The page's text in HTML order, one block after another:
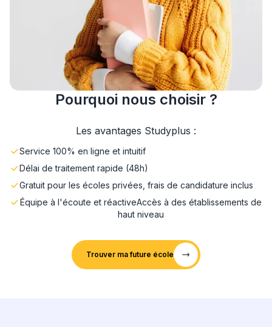
Pourquoi nous choisir ?
Les avantages Studyplus :
Service 100% en ligne et intuitif
Délai de traitement rapide (48h)
Gratuit pour les écoles privées, frais de candidature inclus
Équipe à l'écoute et réactiveAccès à des établissements de
haut niveau
Trouver ma future école